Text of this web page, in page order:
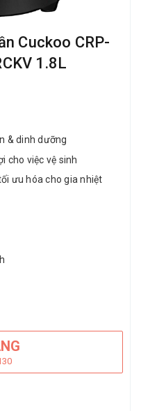
Cuckoo CRP-
1.8L
& dinh dưỡng
cho việc vệ sinh
ưu hóa cho gia nhiệt